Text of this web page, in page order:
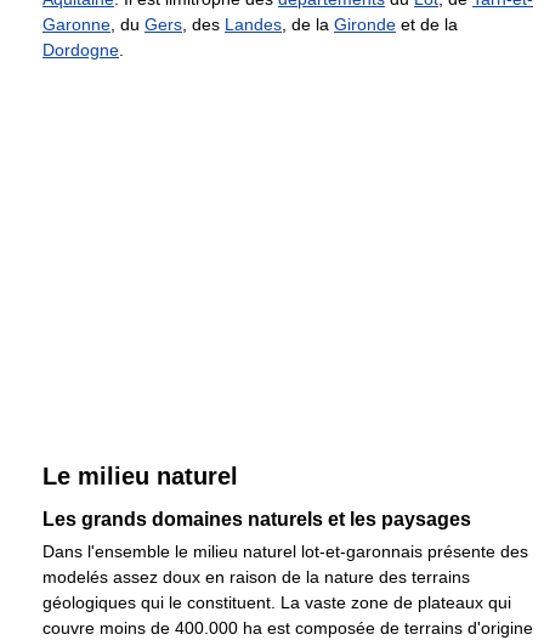
Garonne, du Gers, des Landes, de la Gironde et de la
Dordogne.
Le milieu naturel
Les grands domaines naturels et les paysages
Dans l'ensemble le milieu naturel lot-et-garonnais présente des
modelés assez doux en raison de la nature des terrains
géologiques qui le constituent. La vaste zone de plateaux qui
couvre moins de 400.000 ha est composée de terrains d'origine